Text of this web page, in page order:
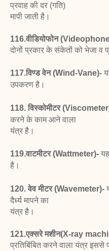
प्रवाह की दर (गति)
मापी जाती है।
116.वीडियोफोन
दोनों प्रकार के संकेतों को भेजा व
117.विण्ड वेन (Wind-Vane)-
उपकरण है।
118. विस्कोमीटर
करने के काम आने वाला
यंत्र है।
119.वाटमीटर (Wattmeter)-
है।
120. वेव मीटर (Wavemeter)-
दैर्ध्य मापने का
यंत्र है।
121.एक्सरे मशीन(X-ray
प्रतिबिंबित करने वाला यंत्र इससे